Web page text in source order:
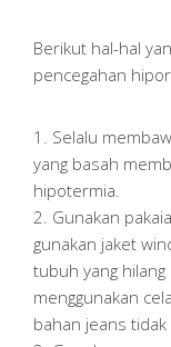
Berikut hal-hal
pencegahan
1. Selalu
yang basah
hipotermia.
2. Gunakan
gunakan jaket
tubuh yang hilang
menggunakan
bahan jeans